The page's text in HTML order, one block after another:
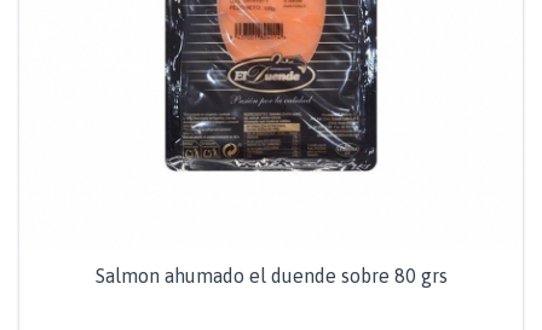
Salmon ahumado el duende sobre 80 grs